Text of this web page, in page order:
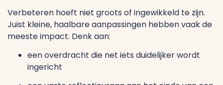
Verbeteren hoeft niet groots of ingewikkeld te zijn.
Juist kleine, haalbare aanpassingen hebben vaak de
meeste impact. Denk aan:
een overdracht die net iets duidelijker wordt
ingericht